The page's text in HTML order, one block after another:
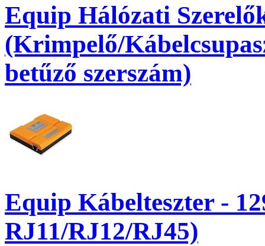
Equip Hálózati
(Krimpelő/
betűző szerszám)
Equip Kábelteszter -
RJ11/RJ12/RJ45)